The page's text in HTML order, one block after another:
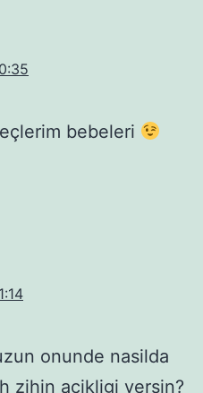
bebeleri
onunde nasilda
zihin acikligi versin?